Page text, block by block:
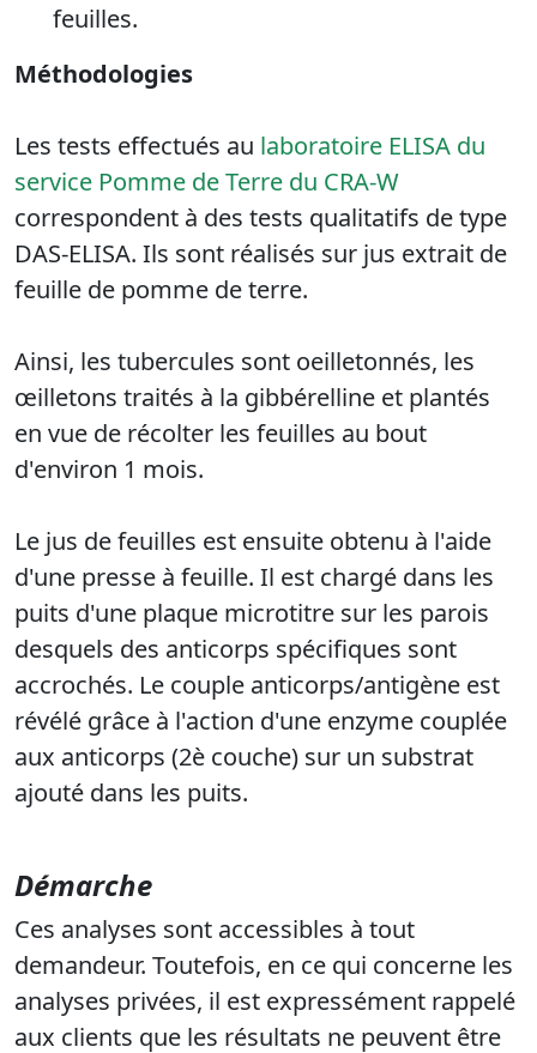
feuilles.
Méthodologies
Les tests effectués au laboratoire ELISA du
service Pomme de Terre du CRA-W
correspondent à des tests qualitatifs de type
DAS-ELISA. Ils sont réalisés sur jus extrait de
feuille de pomme de terre.
Ainsi, les tubercules sont oeilletonnés, les
œilletons traités à la gibbérelline et plantés
en vue de récolter les feuilles au bout
d'environ 1 mois.
Le jus de feuilles est ensuite obtenu à l'aide
d'une presse à feuille. Il est chargé dans les
puits d'une plaque microtitre sur les parois
desquels des anticorps spécifiques sont
accrochés. Le couple anticorps/antigène est
révélé grâce à l'action d'une enzyme couplée
aux anticorps (2è couche) sur un substrat
ajouté dans les puits.
Démarche
Ces analyses sont accessibles à tout
demandeur. Toutefois, en ce qui concerne les
analyses privées, il est expressément rappelé
aux clients que les résultats ne peuvent être